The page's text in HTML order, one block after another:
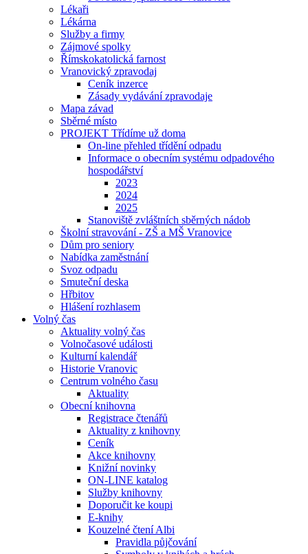
Lékaři
Lékárna
Služby a firmy
Zájmové spolky
Římskokatolická farnost
Vranovický zpravodaj
Ceník inzerce
Zásady vydávání zpravodaje
Mapa závad
Sběrné místo
PROJEKT Třídíme už doma
On-line přehled třídění odpadu
Informace o obecním systému odpadového
hospodářství
2023
2024
2025
Stanoviště zvláštních sběrných nádob
Školní stravování - ZŠ a MŠ Vranovice
Dům pro seniory
Nabídka zaměstnání
Svoz odpadu
Smuteční deska
Hřbitov
Hlášení rozhlasem
Volný čas
Aktuality volný čas
Volnočasové události
Kulturní kalendář
Historie Vranovic
Centrum volného času
Aktuality
Obecní knihovna
Registrace čtenářů
Aktuality z knihovny
Ceník
Akce knihovny
Knižní novinky
ON-LINE katalog
Služby knihovny
Doporučit ke koupi
E-knihy
Kouzelné čtení Albi
Pravidla půjčování